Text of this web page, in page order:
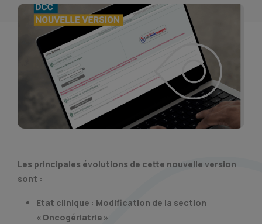
Les principales évolutions de cette nouvelle version
sont :
Etat clinique : Modification de la section
« Oncogériatrie »